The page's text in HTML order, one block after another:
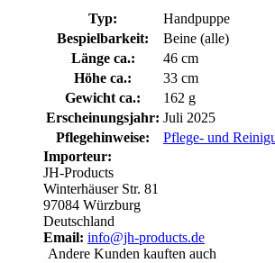
Typ:
Handpuppe
Bespielbarkeit:
Beine (alle)
Länge ca.:
46 cm
Höhe ca.:
33 cm
Gewicht ca.:
162 g
Erscheinungsjahr: Juli 2025
Pflegehinweise:
Pflege- und
Importeur:
JH-Products
Winterhäuser Str. 81
97084 Würzburg
Deutschland
Email: info@jh-products.de
Andere Kunden kauften auch